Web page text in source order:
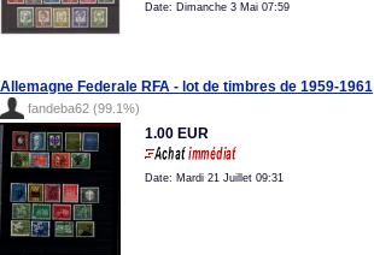
Date: Dimanche 3 Mai 07:59
Allemagne Federale RFA - lot de timbres de 1959-1961
fandeba62 (99.1%)
1.00 EUR
Date: Mardi 21 Juillet 09:31